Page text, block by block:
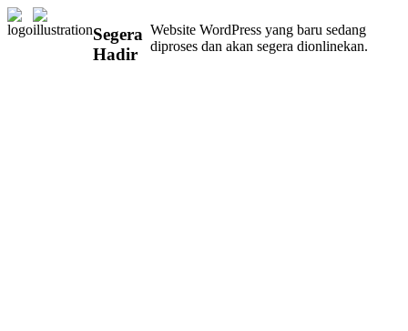
Segera
Hadir
Website WordPress yang baru sedang
diproses dan akan segera dionlinekan.